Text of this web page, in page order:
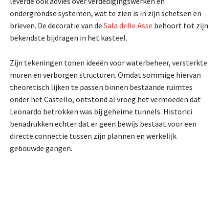
ondergrondse systemen, wat te zien is in zijn schetsen en
brieven. De decoratie van de Sala delle Asse behoort tot zijn
bekendste bijdragen in het kasteel.
Zijn tekeningen tonen ideeën voor waterbeheer, versterkte
muren en verborgen structuren. Omdat sommige hiervan
theoretisch lijken te passen binnen bestaande ruimtes
onder het Castello, ontstond al vroeg het vermoeden dat
Leonardo betrokken was bij geheime tunnels. Historici
benadrukken echter dat er geen bewijs bestaat voor een
directe connectie tussen zijn plannen en werkelijk
gebouwde gangen.